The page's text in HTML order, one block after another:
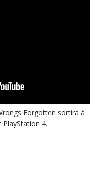
Forgotten sortira à
PlayStation 4.